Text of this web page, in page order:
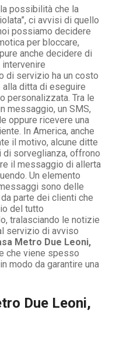
possibilità che la
ci avvisi di quello
possiamo decidere
per bloccare,
anche decidere di
di servizio ha un costo
ditta di eseguire
personalizzata. Tra le
messaggio, un SMS,
oppure ricevere una
In America, anche
il motivo, alcune ditte
sorveglianza, offrono
il messaggio di allerta
Un elemento
sono delle
parte dei clienti che
del tutto
tralasciando le notizie
servizio di avviso
Metro Due Leoni,
che viene spesso
modo da garantire una
Due Leoni,